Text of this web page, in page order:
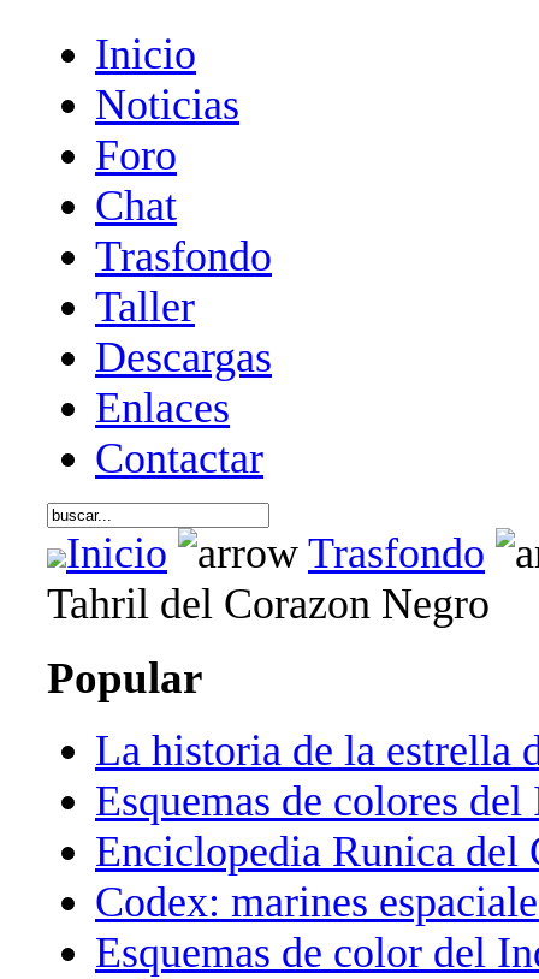
Inicio
Noticias
Foro
Chat
Trasfondo
Taller
Descargas
Enlaces
Contactar
Inicio
Trasfondo
Tahril del Corazon Negro
Popular
La historia de la estrella
Esquemas de colores
Enciclopedia Runica del
Codex: marines
Esquemas de color del